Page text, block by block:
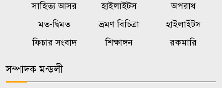
বগুড়ায় দাঁড়িয়ে থাকা ট্রাকে অপর
ট্রাকের ধাক্কা, নিহত ৩
৮
সাহিত্য আসর
হাইলাইটস
অপরাধ
মত-দ্বিমত
ভ্রমণ বিচিত্রা
হাইলাইটস
ফিচার সংবাদ
শিক্ষাঙ্গন রকমারি
সম্পাদক মন্ডলী